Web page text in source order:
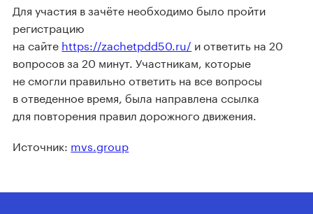
Для участия в зачёте необходимо было пройти
регистрацию
на сайте https://zachetpdd50.ru/ и ответить на 20
вопросов за 20 минут. Участникам, которые
не смогли правильно ответить на все вопросы
в отведенное время, была направлена ссылка
для повторения правил дорожного движения.
Источник: mvs.group